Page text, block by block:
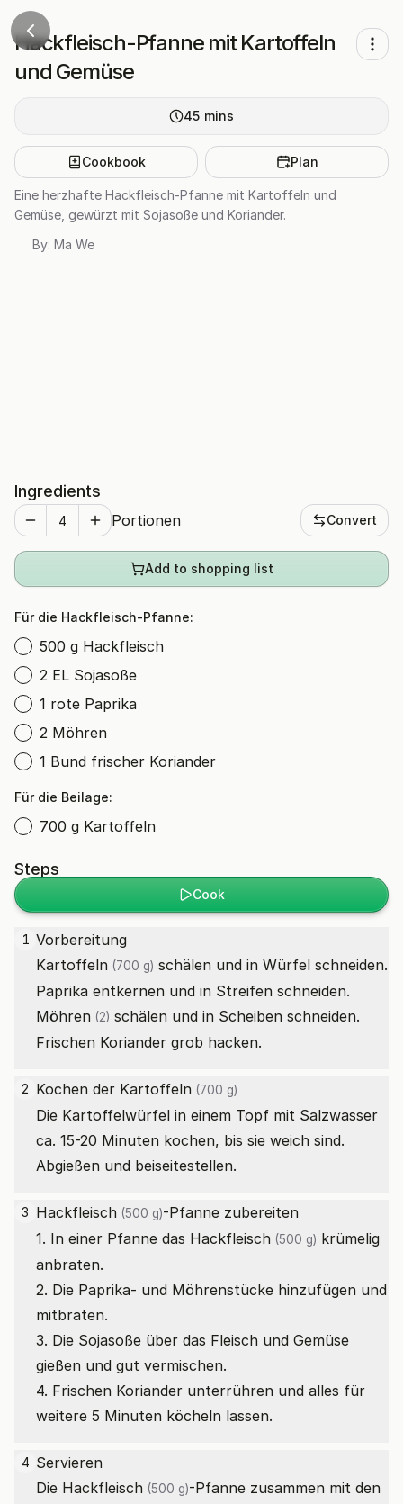
Hackfleisch-Pfanne mit Kartoffeln
und Gemüse
45 mins
Cookbook Plan
Eine herzhafte Hackfleisch-Pfanne mit Kartoffeln und
Gemüse, gewürzt mit Sojasoße und Koriander.
By: Ma We
Ingredients
Portionen Convert
Add to shopping list
Für die Hackfleisch-Pfanne:
500 g Hackfleisch
2 EL Sojasoße
1 rote Paprika
2 Möhren
1 Bund frischer Koriander
Für die Beilage:
700 g Kartoffeln
Steps
Cook
1
Kartoffeln (700 g) schälen und in Würfel schneiden.
Möhren (2) schälen und in Scheiben schneiden.
Frischen Koriander grob hacken.
2 Kochen der Kartoffeln (700 g)
Die Kartoffelwürfel in einem Topf mit Salzwasser
ca. 15-20 Minuten kochen, bis sie weich sind.
Abgießen und beiseitestellen.
3 Hackfleisch (500 g)-Pfanne zubereiten
1. In einer Pfanne das Hackfleisch (500 g) krümelig
anbraten.
2. Die Paprika- und Möhrenstücke hinzufügen und
mitbraten.
3. Die Sojasoße über das Fleisch und Gemüse
gießen und gut vermischen.
4. Frischen Koriander unterrühren und alles für
weitere 5 Minuten köcheln lassen.
4 Servieren
Die Hackfleisch (500 g)-Pfanne zusammen mit den